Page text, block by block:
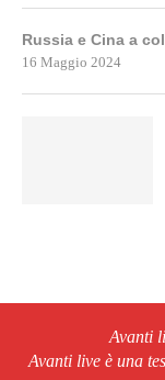
Russia e Cina a
16 Maggio 2024
Avanti
Avanti live è una